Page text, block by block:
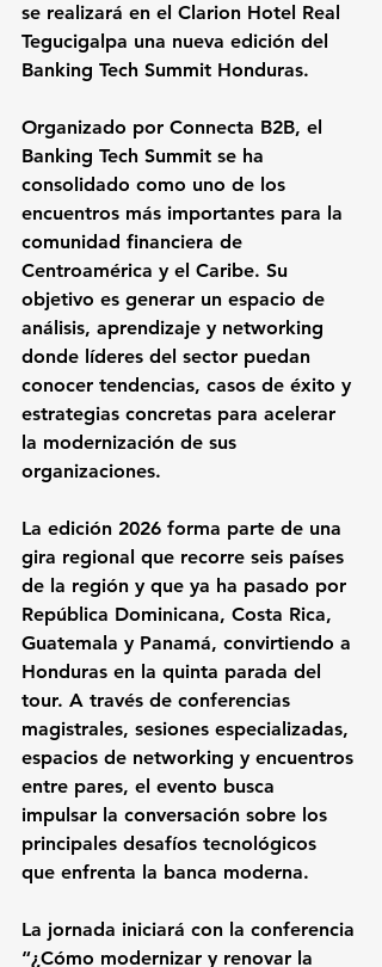
se realizará en el Clarion Hotel Real
Tegucigalpa una nueva edición del
Banking Tech Summit Honduras.
Organizado por Connecta B2B, el
Banking Tech Summit se ha
consolidado como uno de los
encuentros más importantes para la
comunidad financiera de
Centroamérica y el Caribe. Su
objetivo es generar un espacio de
análisis, aprendizaje y networking
donde líderes del sector puedan
conocer tendencias, casos de éxito y
estrategias concretas para acelerar
la modernización de sus
organizaciones.
La edición 2026 forma parte de una
gira regional que recorre seis países
de la región y que ya ha pasado por
República Dominicana, Costa Rica,
Guatemala y Panamá, convirtiendo a
Honduras en la quinta parada del
tour. A través de conferencias
magistrales, sesiones especializadas,
espacios de networking y encuentros
entre pares, el evento busca
impulsar la conversación sobre los
principales desafíos tecnológicos
que enfrenta la banca moderna.
La jornada iniciará con la conferencia
“¿Cómo modernizar y renovar la